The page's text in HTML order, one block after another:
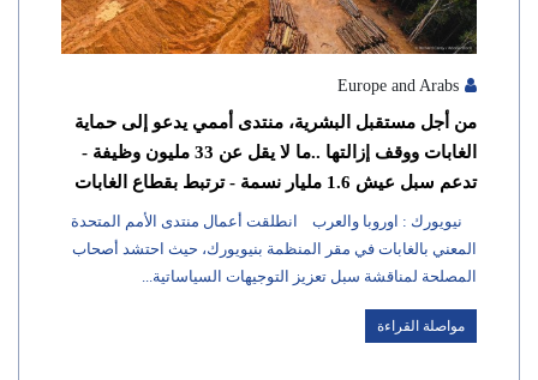
Europe and Arabs
من أجل مستقبل البشرية، منتدى أممي يدعو إلى حماية
الغابات ووقف إزالتها ..ما لا يقل عن 33 مليون وظيفة -
تدعم سبل عيش 1.6 مليار نسمة - ترتبط بقطاع الغابات
نيويورك : اوروبا والعرب انطلقت أعمال منتدى الأمم المتحدة
المعني بالغابات في مقر المنظمة بنيويورك، حيث احتشد أصحاب
المصلحة لمناقشة سبل تعزيز التوجيهات السياساتية...
مواصلة القراءة